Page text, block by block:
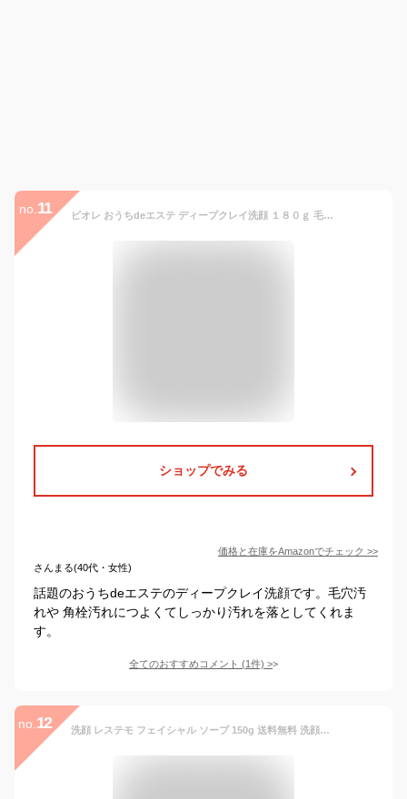
no. 11 ビオレ おうちdeエステ ディープクレイ洗顔 １８０ｇ 毛穴 黒ずみ 毛穴汚れ 角栓 クレイ 洗顔料
ショップでみる
価格と在庫をAmazonでチェック >>
さんまる(40代・女性)
話題のおうちdeエステのディープクレイ洗顔です。毛穴汚
れや 角栓汚れにつよくてしっかり汚れを落としてくれま
す。
全てのおすすめコメント (1件) >
no. 12 洗顔 レステモ フェイシャル ソープ 150g 送料無料 洗顔石鹸 洗顔フォーム 洗顔料 シルク姉さん 愛用 ニキビ にきび 角栓 くすみ 黒ずみ クスミ ガスール 泡で 毛穴 皮脂 汚れを吸着 かくせん 乾燥肌 ニキビ抑制 角栓対策 クレイ せんがん せっけん 石鹸 くろずみ